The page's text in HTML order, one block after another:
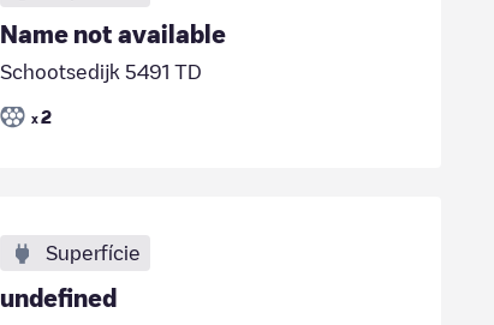
Name not available
Schootsedijk 5491 TD
x 2
Superfície
undefined